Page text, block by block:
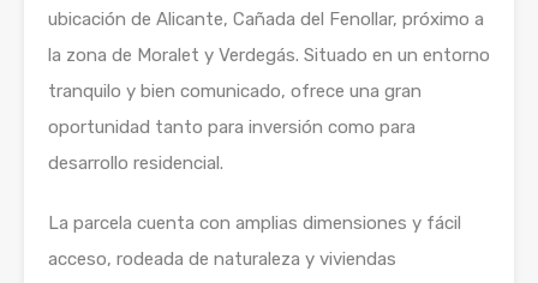
ubicación de Alicante, Cañada del Fenollar, próximo a
la zona de Moralet y Verdegás. Situado en un entorno
tranquilo y bien comunicado, ofrece una gran
oportunidad tanto para inversión como para
desarrollo residencial.
La parcela cuenta con amplias dimensiones y fácil
acceso, rodeada de naturaleza y viviendas